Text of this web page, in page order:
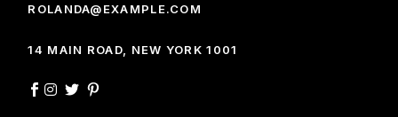
ROLANDA@EXAMPLE.COM
14 MAIN ROAD, NEW YORK 1001